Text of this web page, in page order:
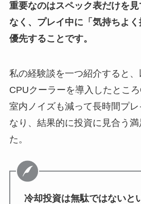
重要なのはスペック表だけを
なく、プレイ中に「気持ちよ
優先することです。
私の経験談を一つ紹介すると
CPUクーラーを導入したとこ
室内ノイズも減って長時間プレ
なり、結果的に投資に見合う
た。
冷却投資は無駄ではないと